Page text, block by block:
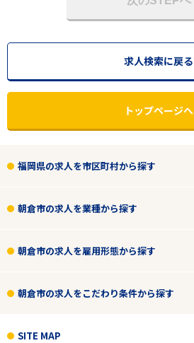
エリアで探す
求人検索に戻る
トップページへ
福岡県の求人を市区町村から探す
朝倉市の求人を業種から探す
朝倉市の求人を雇用形態から探す
朝倉市の求人をこだわり条件から探す
SITE MAP